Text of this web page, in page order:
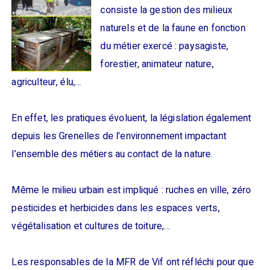
consiste la gestion des milieux
naturels et de la faune en fonction
du métier exercé : paysagiste,
forestier, animateur nature,
agriculteur, élu,…
En effet, les pratiques évoluent, la législation également
depuis les Grenelles de l’environnement impactant
l’ensemble des métiers au contact de la nature.
Même le milieu urbain est impliqué : ruches en ville, zéro
pesticides et herbicides dans les espaces verts,
végétalisation et cultures de toiture,…
Les responsables de la MFR de Vif ont réfléchi pour que